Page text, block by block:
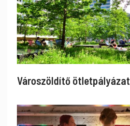
Városzöldítő ötletpályázat